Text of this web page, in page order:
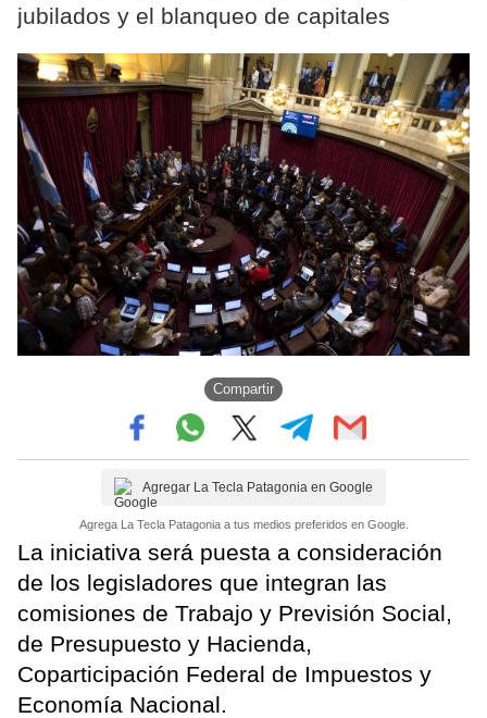
jubilados y el blanqueo de capitales
Compartir
Agregar La Tecla Patagonia en Google
Agrega La Tecla Patagonia a tus medios preferidos en Google.
La iniciativa será puesta a consideración
de los legisladores que integran las
comisiones de Trabajo y Previsión Social,
de Presupuesto y Hacienda,
Coparticipación Federal de Impuestos y
Economía Nacional.